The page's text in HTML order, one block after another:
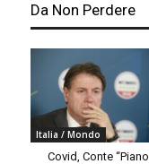
Da Non Perdere
Italia / Mondo
Covid, Conte “Piano